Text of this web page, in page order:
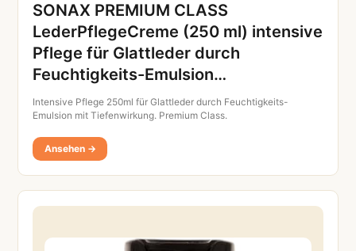
SONAX PREMIUM CLASS
LederPflegeCreme (250 ml) intensive
Pflege für Glattleder durch
Feuchtigkeits-Emulsion…
Intensive Pflege 250ml für Glattleder durch Feuchtigkeits-
Emulsion mit Tiefenwirkung. Premium Class.
Ansehen →